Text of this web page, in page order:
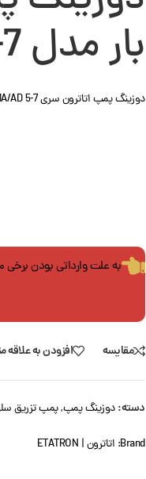
بار مدل DLX MA/AD 5-7
دوزینگ پمپ اتاترون سری DLX MA/AD 5-7
به علت وارداتی بودن
مقایسه افزودن به علاقه
دسته: دوزینگ پمپ,پمپ تزریق
Brand: اتاترون | ETATRON